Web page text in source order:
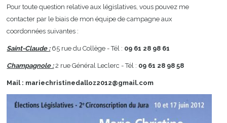
Pour toute question relative aux législatives, vous pouvez me
contacter par le biais de mon équipe de campagne aux
coordonnées suivantes :
Saint-Claude :65 rue du Collège - Tél : 09 61 28 98 61
Champagnole :2 rue Général Leclerc - Tél : 09 61 28 98 58
Mail : mariechristinedalloz2012@gmail.com